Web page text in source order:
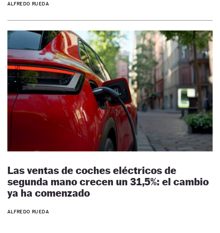
ALFREDO RUEDA
Las ventas de coches eléctricos de
segunda mano crecen un 31,5%: el cambio
ya ha comenzado
ALFREDO RUEDA